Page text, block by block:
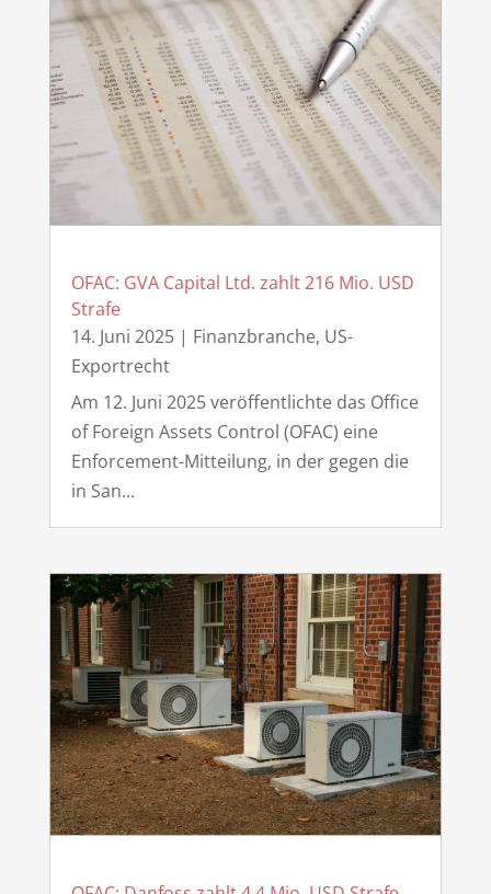
OFAC: GVA Capital Ltd. zahlt 216 Mio. USD
Strafe
14. Juni 2025| Finanzbranche, US-
Exportrecht
Am 12. Juni 2025 veröffentlichte das Office
of Foreign Assets Control (OFAC) eine
Enforcement-Mitteilung, in der gegen die
in San...